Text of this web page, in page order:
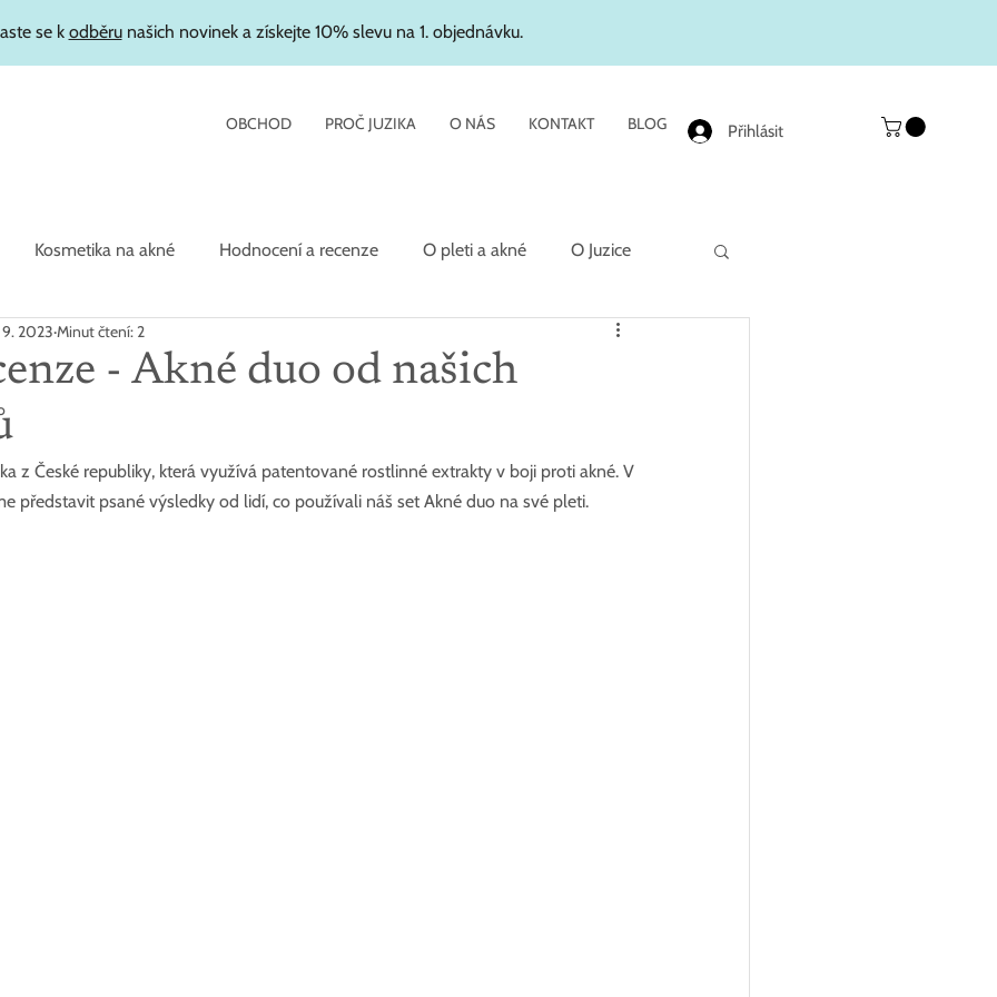
se k odběrunašich novinek a získejte 10% slevu na 1. objednávku.
OBCHOD PROČ JUZIKA O NÁS KONTAKT BLOG Přihlásit
Kosmetika na akné Hodnocení a recenze O pleti a akné O Juzice
- Akné duo od našich
2023 Minut čtení: 2
z České republiky, která využívá patentované rostlinné extrakty v boji proti akné. V
představit psané výsledky od lidí, co používali náš set Akné duo na své pleti.